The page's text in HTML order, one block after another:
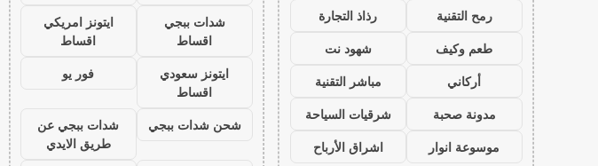
رمح التقنية
رذاذ التجارة
طعم وكيف
شهود نت
أركاني
مباشر التقنية
مدونة صحبة
شرقيات السياحة
موسوعة انوار
اشراق الأرباح
شدات ببجي
اقساط
ايتونز امريكي
اقساط
ايتونز سعودي
اقساط
فور يو
شحن شدات ببجي
شدات ببجي عن
طريق الايدي